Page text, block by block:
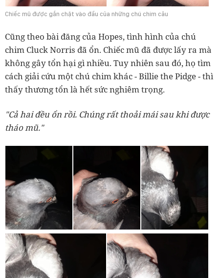
Chiếc mũ được gắn chặt vào đầu của những chú chim câu
Cũng theo bài đăng của Hopes, tình hình của chú
chim Cluck Norris đã ổn. Chiếc mũ đã được lấy ra mà
không gây tổn hại gì nhiều. Tuy nhiên sau đó, họ tìm
cách giải cứu một chú chim khác - Billie the Pidge - thì
thấy thương tổn là hết sức nghiêm trọng.
"Cả hai đều ổn rồi. Chúng rất thoải mái sau khi được
tháo mũ."